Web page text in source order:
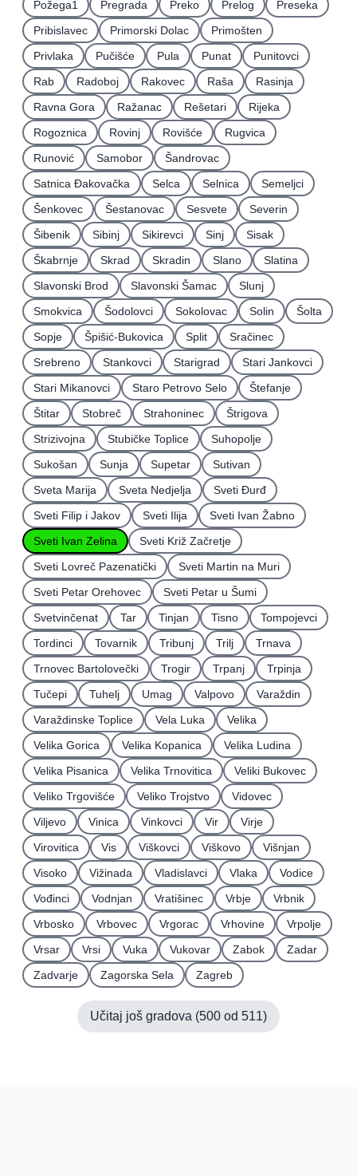
Požega1
Pregrada Preko Prelog
Preseka
Pribislavec
Primorski Dolac
Primošten
Privlaka
Pučišće Pula Punat
Punitovci
Rab
Radoboj Rakovec Raša
Rasinja
Ravna Gora
Ražanac Rešetari
Rijeka
Rogoznica
Rovinj Rovišće
Rugvica
Runović
Samobor
Šandrovac
Satnica Ðakovačka
Selca Selnica
Semeljci
Šenkovec
Šestanovac Sesvete
Severin
Šibenik
Sibinj Sikirevci Sinj
Sisak
Škabrnje
Skrad Skradin Slano
Slatina
Slavonski Brod
Slavonski Šamac
Slunj
Smokvica
Šodolovci Sokolovac Solin
Šolta
Sopje
Špišić-Bukovica Split
Sračinec
Srebreno
Stankovci Starigrad
Stari Jankovci
Stari Mikanovci
Staro Petrovo Selo
Štefanje
Štitar
Stobreč Strahoninec
Štrigova
Strizivojna
Stubičke Toplice
Suhopolje
Sukošan
Sunja Supetar
Sutivan
Sveta Marija
Sveta Nedjelja
Sveti Ðurđ
Sveti Filip i Jakov
Sveti Ilija
Sveti Ivan Žabno
Sveti Ivan Zelina
Sveti Križ Začretje
Sveti Lovreč Pazenatički
Sveti Martin na Muri
Sveti Petar Orehovec
Sveti Petar u Šumi
Svetvinčenat
Tar Tinjan Tisno
Tompojevci
Tordinci
Tovarnik Tribunj Trilj
Trnava
Trnovec Bartolovečki
Trogir Trpanj
Trpinja
Tučepi
Tuhelj Umag Valpovo
Varaždin
Varaždinske Toplice
Vela Luka
Velika
Velika Gorica
Velika Kopanica
Velika Ludina
Velika Pisanica
Velika Trnovitica
Veliki Bukovec
Veliko Trgovišće
Veliko Trojstvo
Vidovec
Viljevo
Vinica Vinkovci Vir
Virje
Virovitica
Vis Viškovci Viškovo
Višnjan
Visoko
Vižinada Vladislavci Vlaka
Vodice
Vođinci
Vodnjan Vratišinec Vrbje
Vrbnik
Vrbosko
Vrbovec Vrgorac Vrhovine
Vrpolje
Vrsar
Vrsi Vuka Vukovar Zabok
Zadar
Zadvarje
Zagorska Sela Zagreb
Učitaj još gradova (500 od 511)